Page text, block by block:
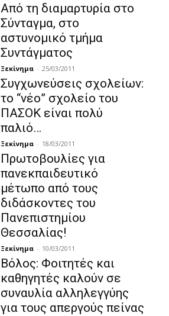
Από τη διαμαρτυρία στο
Σύνταγμα, στο
αστυνομικό τμήμα
Συντάγματος
Ξεκίνημα - 25/03/2011
Συγχωνεύσεις σχολείων:
το “νέο” σχολείο του
ΠΑΣΟΚ είναι πολύ
παλιό…
Ξεκίνημα - 18/03/2011
Πρωτοβουλίες για
πανεκπαιδευτικό
μέτωπο από τους
διδάσκοντες του
Πανεπιστημίου
Θεσσαλίας!
Ξεκίνημα - 10/03/2011
Βόλος: Φοιτητές και
καθηγητές καλούν σε
συναυλία αλληλεγγύης
για τους απεργούς πείνας